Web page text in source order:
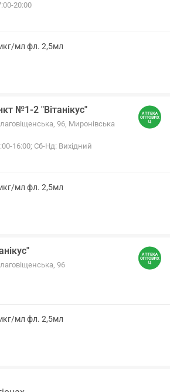
20:00
мл фл. 2,5мл
№1-2 "Вітанікус"
96, Миронівська
16:00; Сб-Нд: Вихідний
мл фл. 2,5мл
96
мл фл. 2,5мл